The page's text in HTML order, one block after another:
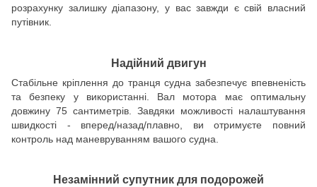
розрахунку залишку діапазону, у вас завжди є свій власний
путівник.
Надійний двигун
Стабільне кріплення до транця судна забезпечує впевненість
та безпеку у використанні. Вал мотора має оптимальну
довжину 75 сантиметрів. Завдяки можливості налаштування
швидкості - вперед/назад/плавно, ви отримуєте повний
контроль над маневруванням вашого судна.
Незамінний супутник для подорожей